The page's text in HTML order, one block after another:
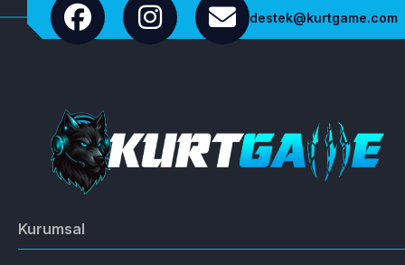
destek@kurtgame.com
Kurumsal